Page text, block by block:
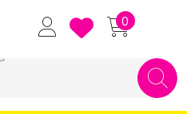
Grande Pharmacie
0